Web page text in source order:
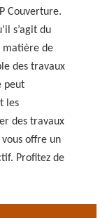
Couverture.
s’agit du
matière de
des travaux
peut
les
des travaux
offre un
Profitez de